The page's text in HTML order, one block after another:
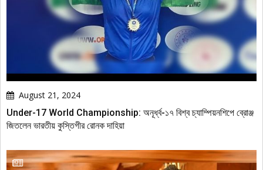
August 21, 2024
Under-17 World Championship: অনূর্ধ্ব-১৭ বিশ্ব চ্যাম্পিয়নশিপে ব্রোঞ্জ
জিতলেন ভারতীয় কুস্তিগীর রোনক দাহিয়া